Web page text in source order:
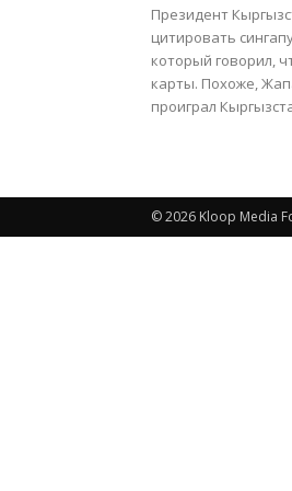
Президент
цитировать
который говорил,
карты. Похоже,
проиграл
© 2026 Kloop Media